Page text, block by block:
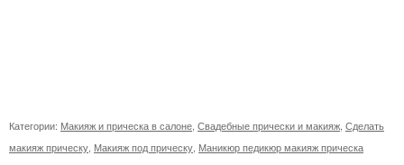
Категории: Макияж и прическа в салоне Свадебные прически и макияж Сделать
макияж прическу Макияж под прическу Маникюр педикюр макияж прическа